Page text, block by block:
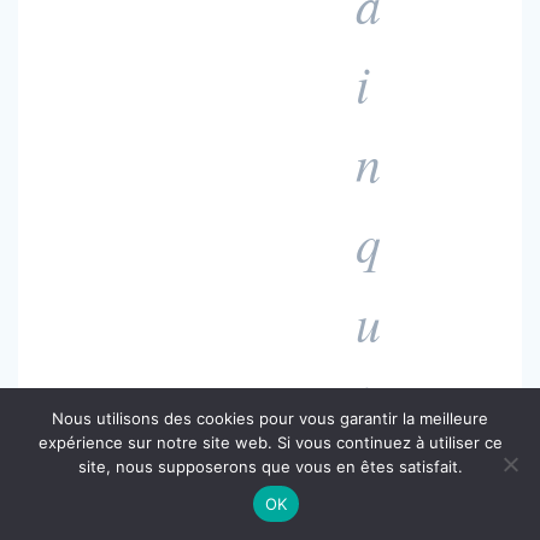
i
n
q
u
i
p
Nous utilisons des cookies pour vous garantir la meilleure
expérience sur notre site web. Si vous continuez à utiliser ce
site, nous supposerons que vous en êtes satisfait.
OK